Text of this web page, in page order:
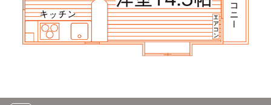
坂戸駅→（東武東上線急行7分）→高坂駅（5分）→（スクー
ルバス8分）→東京電機大学（鳩山キャンパス）